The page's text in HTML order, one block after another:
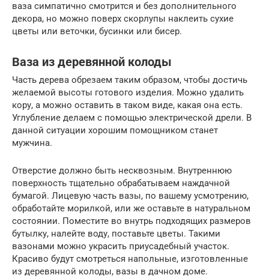
ваза симпатично смотрится и без дополнительного
декора, но можно поверх скорлупы наклеить сухие
цветы или веточки, бусинки или бисер.
Ваза из деревянной колоды
Часть дерева обрезаем таким образом, чтобы достичь
желаемой высоты готового изделия. Можно удалить
кору, а можно оставить в таком виде, какая она есть.
Углубление делаем с помощью электрической дрели. В
данной ситуации хорошим помощником станет
мужчина.
Отверстие должно быть несквозным. Внутреннюю
поверхность тщательно обрабатываем наждачной
бумагой. Лицевую часть вазы, по вашему усмотрению,
обработайте морилкой, или же оставьте в натуральном
состоянии. Поместите во внутрь подходящих размеров
бутылку, налейте воду, поставьте цветы. Такими
вазонами можно украсить приусадебный участок.
Красиво будут смотреться напольные, изготовленные
из деревянной колоды, вазы в дачном доме.